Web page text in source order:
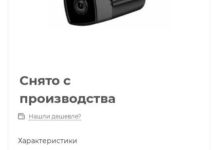
Снято с
производства
Нашли дешевле?
Характеристики